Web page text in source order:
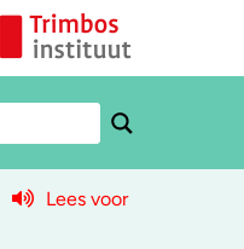
Lees voor